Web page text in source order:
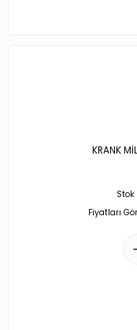
KRANK
Stok
Fiyatları